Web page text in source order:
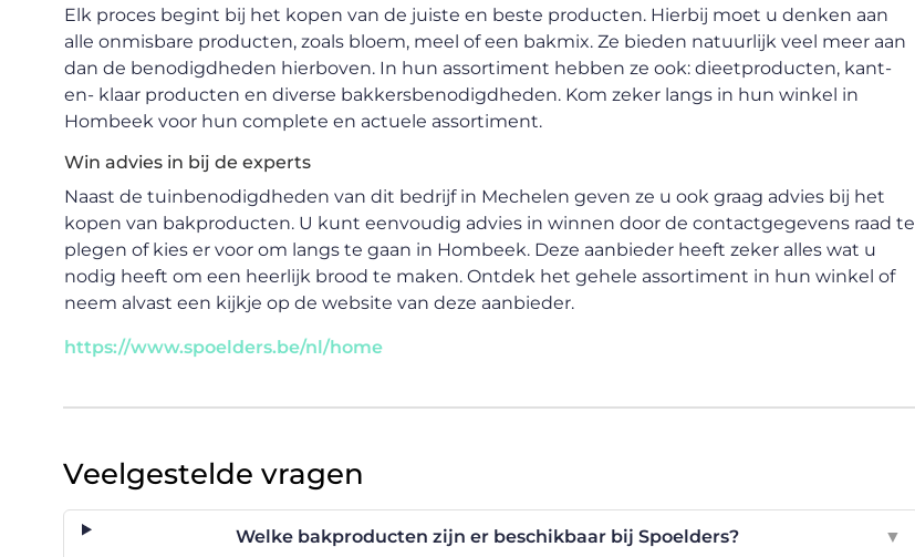
Elk proces begint bij het kopen van de juiste en beste producten. Hierbij moet u denken aan
alle onmisbare producten, zoals bloem, meel of een bakmix. Ze bieden natuurlijk veel meer aan
dan de benodigdheden hierboven. In hun assortiment hebben ze ook: dieetproducten, kant-
en- klaar producten en diverse bakkersbenodigdheden. Kom zeker langs in hun winkel in
Hombeek voor hun complete en actuele assortiment.
Win advies in bij de experts
Naast de tuinbenodigdheden van dit bedrijf in Mechelen geven ze u ook graag advies bij het
kopen van bakproducten. U kunt eenvoudig advies in winnen door de contactgegevens raad te
plegen of kies er voor om langs te gaan in Hombeek. Deze aanbieder heeft zeker alles wat u
nodig heeft om een heerlijk brood te maken. Ontdek het gehele assortiment in hun winkel of
neem alvast een kijkje op de website van deze aanbieder.
https://www.spoelders.be/nl/home
Veelgestelde vragen
Welke bakproducten zijn er beschikbaar bij Spoelders? ▼